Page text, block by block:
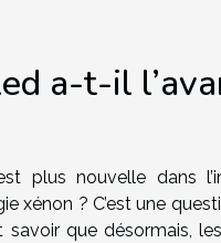
a-t-il
plus nouvelle dans
xénon ? C’est une
savoir que désormais,